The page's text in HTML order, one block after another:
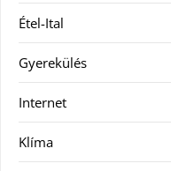
Étel-Ital
Gyerekülés
Internet
Klíma